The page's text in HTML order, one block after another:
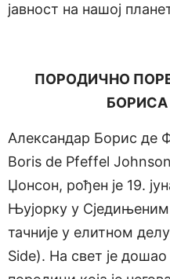
јавност на нашој
ПОРОДИЧНО
Александар Борис де
Boris de Pfeffel
Џонсон, рођен је 19.
Њујорку у
тачније у елитном
Side). На свет је